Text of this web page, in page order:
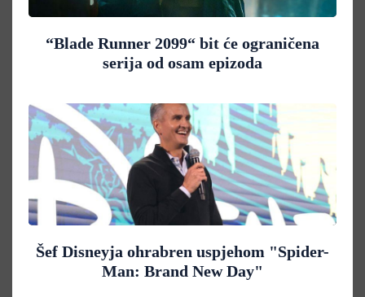
“Blade Runner 2099“ bit će ograničena
serija od osam epizoda
Šef Disneyja ohrabren uspjehom "Spider-
Man: Brand New Day"